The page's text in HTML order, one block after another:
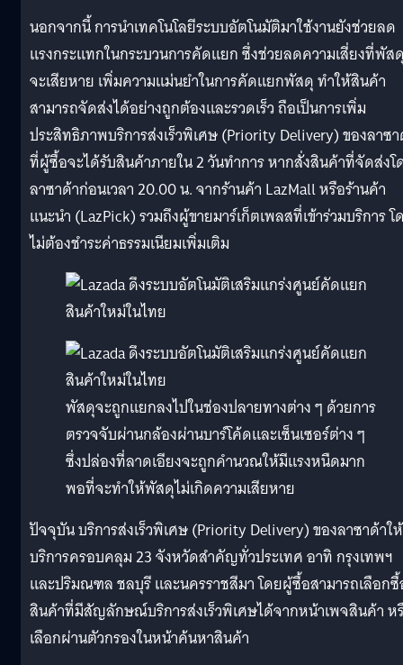
นอกจากนี้ การนำเทคโนโลยีระบบอัตโนมัติมาใช้งานยังช่วยลด
แรงกระแทกในกระบวนการคัดแยก ซึ่งช่วยลดความเสี่ยงที่พัส
จะเสียหาย เพิ่มความแม่นยำในการคัดแยกพัสดุ ทำให้สินค้า
สามารถจัดส่งได้อย่างถูกต้องและรวดเร็ว ถือเป็นการเพิ่ม
ประสิทธิภาพบริการส่งเร็วพิเศษ (Priority Delivery) ของลาซ
ที่ผู้ซื้อจะได้รับสินค้าภายใน 2 วันทำการ หากสั่งสินค้าที่จัดส่งโ
ลาซาด้าก่อนเวลา 20.00 น. จากร้านค้า LazMall หรือร้านค้า
แนะนำ (LazPick) รวมถึงผู้ขายมาร์เก็ตเพลสที่เข้าร่วมบริการ โ
ไม่ต้องชำระค่าธรรมเนียมเพิ่มเติม
พัสดุจะถูกแยกลงไปในช่องปลายทางต่าง ๆ ด้วยการ
ตรวจจับผ่านกล้องผ่านบาร์โค้ดและเซ็นเซอร์ต่าง ๆ
ซึ่งปล่องที่ลาดเอียงจะถูกคำนวณให้มีแรงหนืดมาก
พอที่จะทำให้พัสดุไม่เกิดความเสียหาย
ปัจจุบัน บริการส่งเร็วพิเศษ (Priority Delivery) ของลาซาด้าให้
บริการครอบคลุม 23 จังหวัดสำคัญทั่วประเทศ อาทิ กรุงเทพฯ
และปริมณฑล ชลบุรี และนครราชสีมา โดยผู้ซื้อสามารถเลือก
สินค้าที่มีสัญลักษณ์บริการส่งเร็วพิเศษได้จากหน้าเพจสินค้า ห
เลือกผ่านตัวกรองในหน้าค้นหาสินค้า